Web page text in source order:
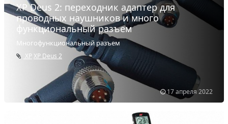
17 апреля 2022
XP Deus 2: переходник адаптер для
проводных наушников и много
функциональный разъем
Многофункциональный разъем
XP XP Deus 2